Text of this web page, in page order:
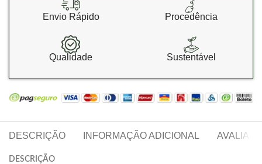
Envio Rápido Procedência
Qualidade Sustentável
DESCRIÇÃO INFORMAÇÃO ADICIONAL
DESCRIÇÃO